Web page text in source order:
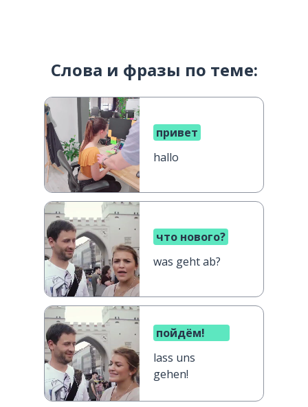
Слова и фразы по теме:
привет
hallo
что нового?
was geht ab?
пойдём!
lass uns
gehen!